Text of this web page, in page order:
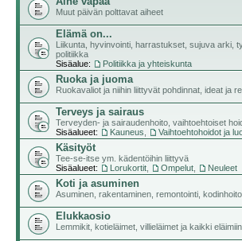
Muut päivän polttavat aiheet
Elämä on...
Liikunta, hyvinvointi, harrastukset, sujuva arki,
politiikka
Sisäalue:
Politiikka ja yhteiskunta
Ruoka ja juoma
Ruokavaliot ja niihin liittyvät pohdinnat, ideat ja
Terveys ja sairaus
Terveyden- ja sairaudenhoito, vaihtoehtoiset
Sisäalueet:
Kauneus Vaihtoehtohoidot ja
Käsityöt
Tee-se-itse ym. kädentöihin liittyvä
Sisäalueet:
Lorukortit Ompelut Neuleet
Koti ja asuminen
Asuminen, rakentaminen, remontointi,
Elukkaosio
Lemmikit, kotieläimet, villieläimet ja kaikki